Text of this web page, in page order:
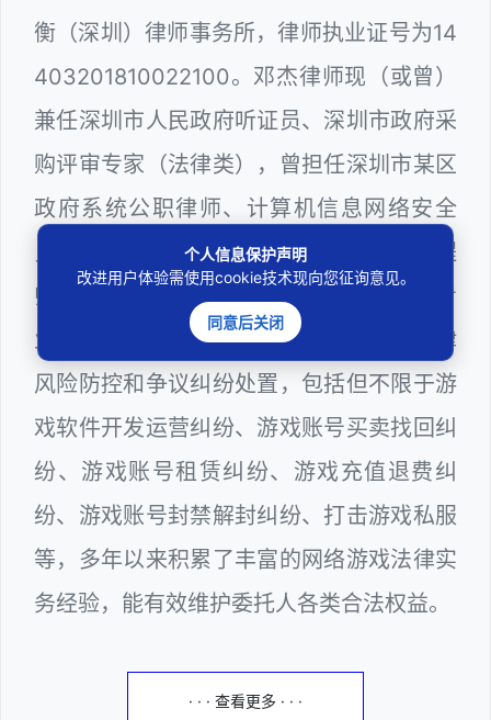
衡（深圳）律师事务所，律师执业证号为14
403201810022100。邓杰律师现（或曾）
兼任深圳市人民政府听证员、深圳市政府采
购评审专家（法律类），曾担任深圳市某区
政府系统公职律师、计算机信息网络安全
员、WEB前端开发和WEB服务器维护工程
师多年，十分熟悉网络游戏领域涉及到的专
业技术和行业规则，颇为擅长网络游戏法律
风险防控和争议纠纷处置，包括但不限于游
戏软件开发运营纠纷、游戏账号买卖找回纠
纷、游戏账号租赁纠纷、游戏充值退费纠
纷、游戏账号封禁解封纠纷、打击游戏私服
等，多年以来积累了丰富的网络游戏法律实
务经验，能有效维护委托人各类合法权益。
· · · 查看更多 · · ·
个人信息保护声明
改进用户体验需使用cookie技术现向您征询意见。
同意后关闭